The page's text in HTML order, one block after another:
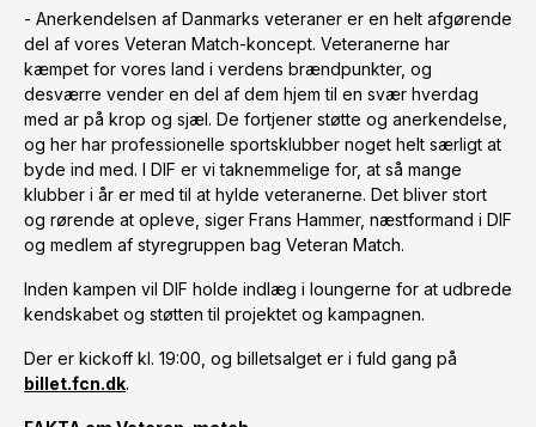
- Anerkendelsen af Danmarks veteraner er en helt afgørende
del af vores Veteran Match-koncept. Veteranerne har
kæmpet for vores land i verdens brændpunkter, og
desværre vender en del af dem hjem til en svær hverdag
med ar på krop og sjæl. De fortjener støtte og anerkendelse,
og her har professionelle sportsklubber noget helt særligt at
byde ind med. I DIF er vi taknemmelige for, at så mange
klubber i år er med til at hylde veteranerne. Det bliver stort
og rørende at opleve, siger Frans Hammer, næstformand i DIF
og medlem af styregruppen bag Veteran Match.
Inden kampen vil DIF holde indlæg i loungerne for at udbrede
kendskabet og støtten til projektet og kampagnen.
Der er kickoff kl. 19:00, og billetsalget er i fuld gang på
billet.fcn.dk.